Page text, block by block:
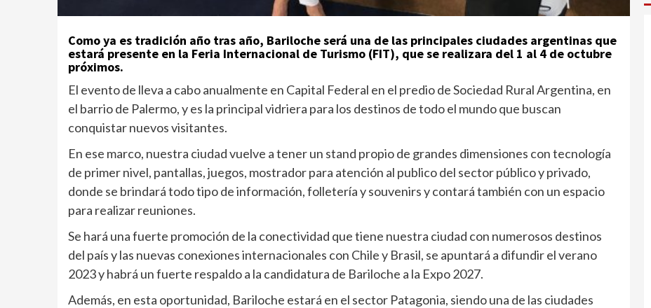
Como ya es tradición año tras año, Bariloche será una de las principales ciudades argentinas que
estará presente en la Feria Internacional de Turismo (FIT), que se realizara del 1 al 4 de octubre
próximos.
El evento de lleva a cabo anualmente en Capital Federal en el predio de Sociedad Rural Argentina, en
el barrio de Palermo, y es la principal vidriera para los destinos de todo el mundo que buscan
conquistar nuevos visitantes.
En ese marco, nuestra ciudad vuelve a tener un stand propio de grandes dimensiones con tecnología
de primer nivel, pantallas, juegos, mostrador para atención al publico del sector público y privado,
donde se brindará todo tipo de información, folletería y souvenirs y contará también con un espacio
para realizar reuniones.
Se hará una fuerte promoción de la conectividad que tiene nuestra ciudad con numerosos destinos
del país y las nuevas conexiones internacionales con Chile y Brasil, se apuntará a difundir el verano
2023 y habrá un fuerte respaldo a la candidatura de Bariloche a la Expo 2027.
Además, en esta oportunidad, Bariloche estará en el sector Patagonia, siendo una de las ciudades